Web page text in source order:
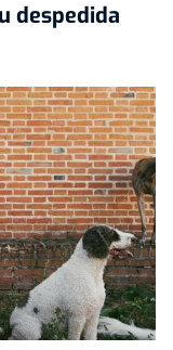
despedida